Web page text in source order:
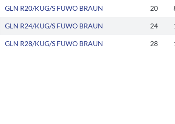
GLN R20/KUG/S FUWO BRAUN
20
GLN R24/KUG/S FUWO BRAUN 24
GLN R28/KUG/S FUWO BRAUN 28